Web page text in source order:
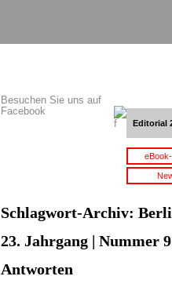
Besuchen Sie uns auf
Facebook
Editorial
Schlagwort-Archiv:
23. Jahrgang | Nummer
Antworten